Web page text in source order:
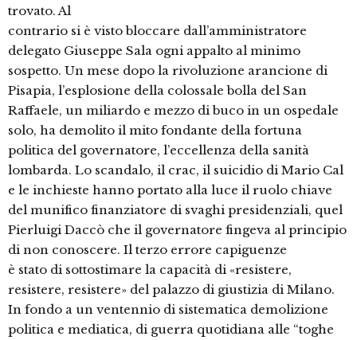
trovato. Al
contrario si è visto bloccare dall’amministratore
delegato Giuseppe Sala ogni appalto al minimo
sospetto. Un mese dopo la rivoluzione arancione di
Pisapia, l’esplosione della colossale bolla del San
Raffaele, un miliardo e mezzo di buco in un ospedale
solo, ha demolito il mito fondante della fortuna
politica del governatore, l’eccellenza della sanità
lombarda. Lo scandalo, il crac, il suicidio di Mario Cal
e le inchieste hanno portato alla luce il ruolo chiave
del munifico finanziatore di svaghi presidenziali, quel
Pierluigi Daccò che il governatore fingeva al principio
di non conoscere. Il terzo errore capiguenze
è stato di sottostimare la capacità di «resistere,
resistere, resistere» del palazzo di giustizia di Milano.
In fondo a un ventennio di sistematica demolizione
politica e mediatica, di guerra quotidiana alle “toghe